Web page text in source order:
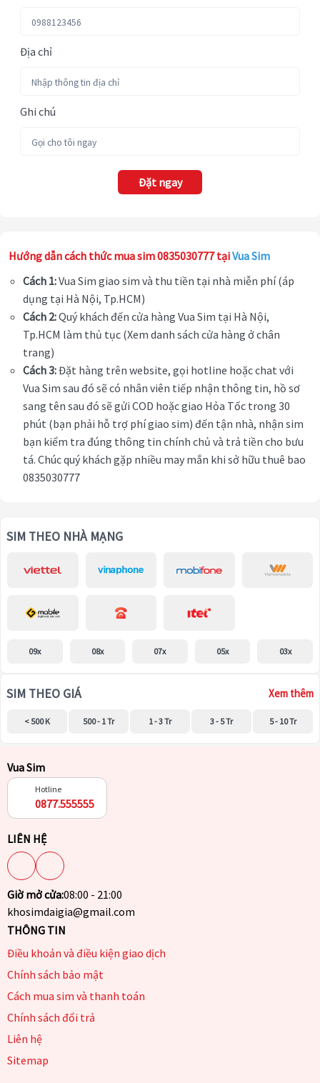
Địa chỉ
Ghi chú
Đặt ngay
Hướng dẫn cách thức mua sim 0835030777 tạiVua Sim
Cách 1:Vua Sim giao sim và thu tiền tại nhà miễn phí (áp
dụng tại Hà Nội, Tp.HCM)
Cách 2:Quý khách đến cửa hàng Vua Sim tại Hà Nội,
Tp.HCM làm thủ tục (Xem danh sách cửa hàng ở chân
trang)
Cách 3:Đặt hàng trên website, gọi hotline hoặc chat với
Vua Sim sau đó sẽ có nhân viên tiếp nhận thông tin, hồ sơ
sang tên sau đó sẽ gửi COD hoặc giao Hỏa Tốc trong 30
phút (bạn phải hỗ trợ phí giao sim) đến tận nhà, nhận sim
bạn kiểm tra đúng thông tin chính chủ và trả tiền cho bưu
tá. Chúc quý khách gặp nhiều may mắn khi sở hữu thuê bao
0835030777
SIM THEO NHÀ MẠNG
09x 08x 07x 05x 03x
SIM THEO GIÁ Xem thêm
< 500 K 500 - 1 Tr 1 - 3 Tr 3 - 5 Tr 5 - 10 Tr
Vua Sim
Hotline
0877.555555
LIÊN HỆ
Giờ mở cửa:08:00 - 21:00
khosimdaigia@gmail.com
THÔNG TIN
Điều khoản và điều kiện giao dịch
Chính sách bảo mật
Cách mua sim và thanh toán
Chính sách đổi trả
Liên hệ
Sitemap